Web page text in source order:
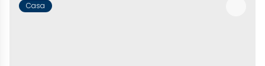
Casa